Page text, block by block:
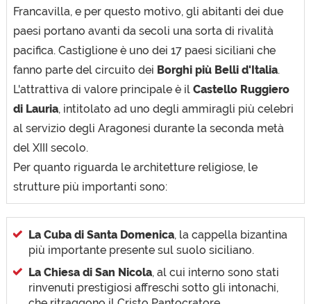
Francavilla, e per questo motivo, gli abitanti dei due
paesi portano avanti da secoli una sorta di rivalità
pacifica. Castiglione è uno dei 17 paesi siciliani che
fanno parte del circuito dei Borghi più Belli d'Italia.
L'attrattiva di valore principale è il Castello Ruggiero
di Lauria, intitolato ad uno degli ammiragli più celebri
al servizio degli Aragonesi durante la seconda metà
del XIII secolo.
Per quanto riguarda le architetture religiose, le
strutture più importanti sono:
La Cuba di Santa Domenica, la cappella bizantina
più importante presente sul suolo siciliano.
La Chiesa di San Nicola, al cui interno sono stati
rinvenuti prestigiosi affreschi sotto gli intonachi,